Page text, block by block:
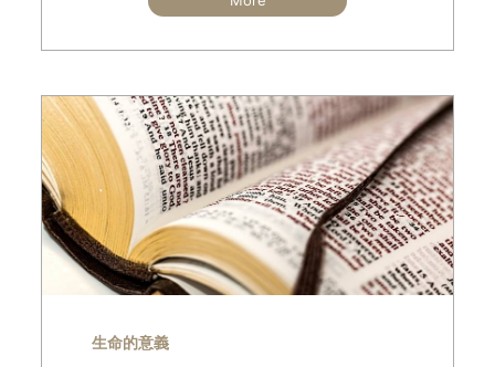
久了，自己綜合許多專家意見、過來人經驗以及
生命的意義